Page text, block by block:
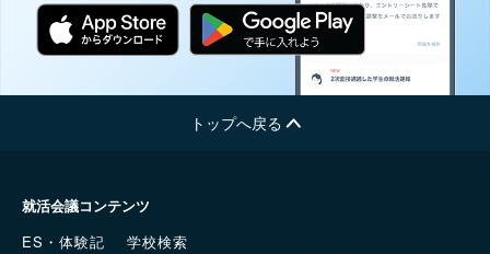
トップへ戻る
就活会議コンテンツ
ES・体験記
学校検索